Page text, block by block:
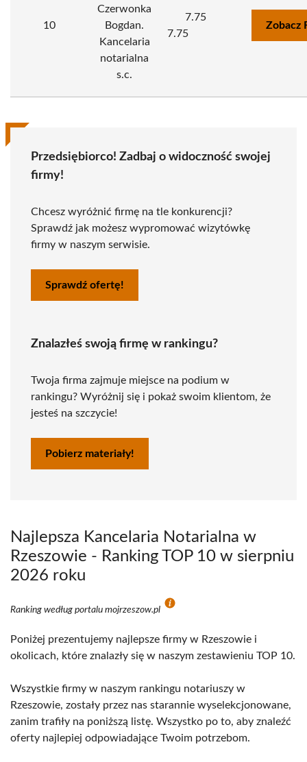
10
Czerwonka
Bogdan.
Kancelaria
notarialna
s.c.
7.75
7.75
Zobacz
Przedsiębiorco! Zadbaj o widoczność swojej
firmy!
Chcesz wyróżnić firmę na tle konkurencji?
Sprawdź jak możesz wypromować wizytówkę
firmy w naszym serwisie.
Sprawdź ofertę!
Znalazłeś swoją firmę w rankingu?
Twoja firma zajmuje miejsce na podium w
rankingu? Wyróżnij się i pokaż swoim klientom, że
jesteś na szczycie!
Pobierz materiały!
Najlepsza Kancelaria Notarialna w
Rzeszowie - Ranking TOP 10 w sierpniu
2026 roku
Ranking według portalu mojrzeszow.pl
Poniżej prezentujemy najlepsze firmy w Rzeszowie i
okolicach, które znalazły się w naszym zestawieniu TOP 10.
Wszystkie firmy w naszym rankingu notariuszy w
Rzeszowie, zostały przez nas starannie wyselekcjonowane,
zanim trafiły na poniższą listę. Wszystko po to, aby znaleźć
oferty najlepiej odpowiadające Twoim potrzebom.